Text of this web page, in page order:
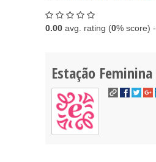
0.00 avg. rating (0% score) -
Estação Feminina